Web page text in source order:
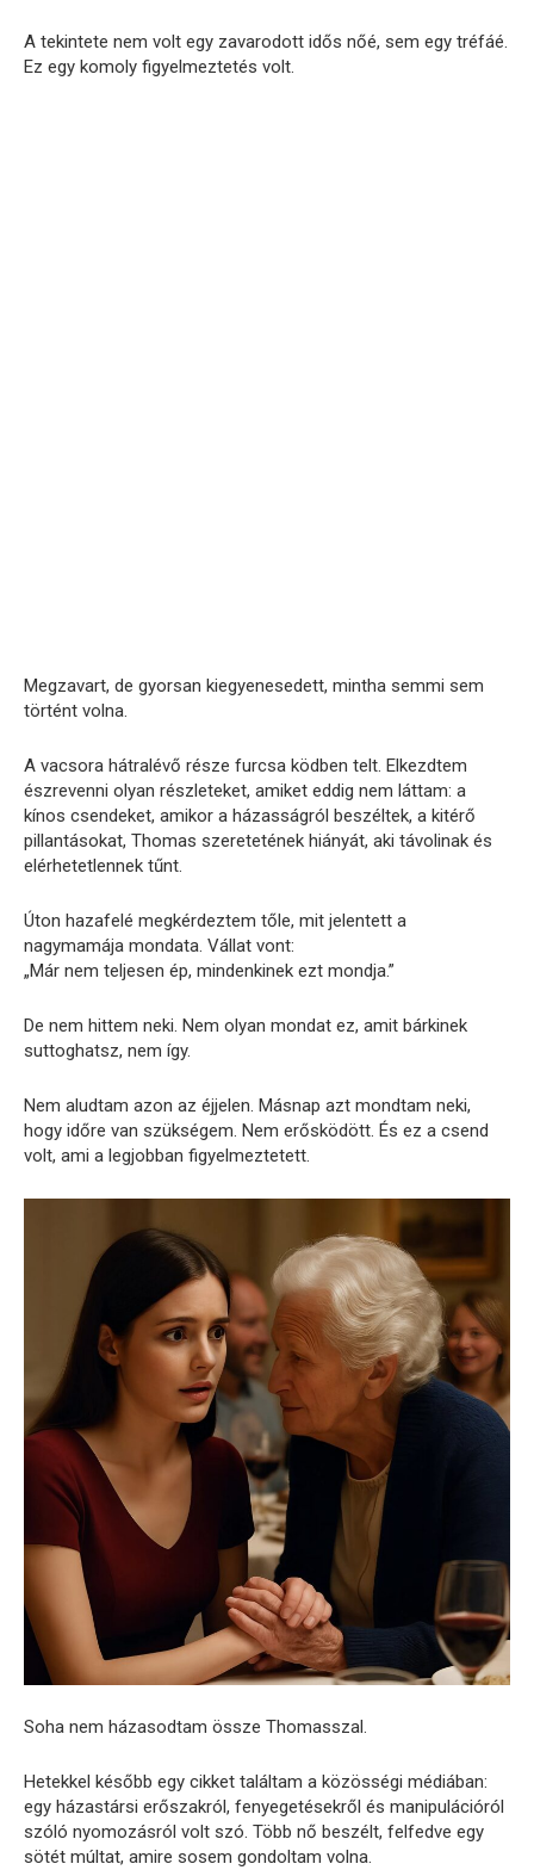
A tekintete nem volt egy zavarodott idős nőé, sem egy tréfáé.
Ez egy komoly figyelmeztetés volt.
Megzavart, de gyorsan kiegyenesedett, mintha semmi sem
történt volna.
A vacsora hátralévő része furcsa ködben telt. Elkezdtem
észrevenni olyan részleteket, amiket eddig nem láttam: a
kínos csendeket, amikor a házasságról beszéltek, a kitérő
pillantásokat, Thomas szeretetének hiányát, aki távolinak és
elérhetetlennek tűnt.
Úton hazafelé megkérdeztem tőle, mit jelentett a
nagymamája mondata. Vállat vont:
„Már nem teljesen ép, mindenkinek ezt mondja.”
De nem hittem neki. Nem olyan mondat ez, amit bárkinek
suttoghatsz, nem így.
Nem aludtam azon az éjjelen. Másnap azt mondtam neki,
hogy időre van szükségem. Nem erősködött. És ez a csend
volt, ami a legjobban figyelmeztetett.
Soha nem házasodtam össze Thomasszal.
Hetekkel később egy cikket találtam a közösségi médiában:
egy házastársi erőszakról, fenyegetésekről és manipulációról
szóló nyomozásról volt szó. Több nő beszélt, felfedve egy
sötét múltat, amire sosem gondoltam volna.